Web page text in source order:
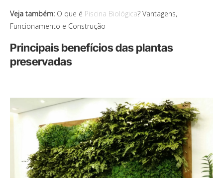
Veja também: O que é Piscina Biológica? Vantagens,
Funcionamento e Construção
Principais benefícios das plantas
preservadas